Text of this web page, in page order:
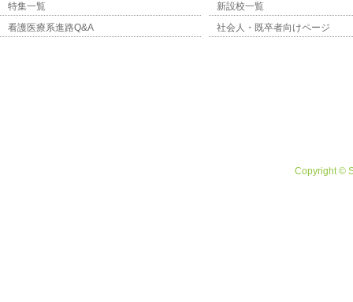
特集一覧
新設校一覧
看護医療系進路Q&A
社会人・既卒者向けページ
Copyright ©